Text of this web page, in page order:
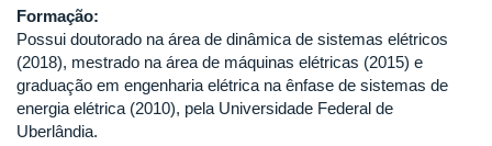
Formação:
Possui doutorado na área de dinâmica de sistemas elétricos
(2018), mestrado na área de máquinas elétricas (2015) e
graduação em engenharia elétrica na ênfase de sistemas de
energia elétrica (2010), pela Universidade Federal de
Uberlândia.